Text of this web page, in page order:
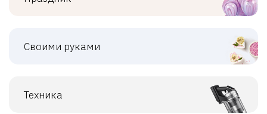
Своими руками
Техника